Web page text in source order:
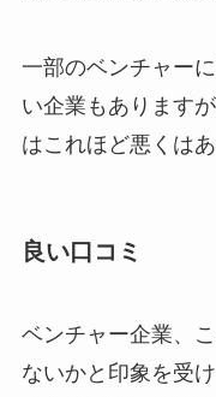
一部のベンチャー
い企業もあります
はこれほど悪くはあ
良い口コミ
ベンチャー企業、
ないかと印象を受